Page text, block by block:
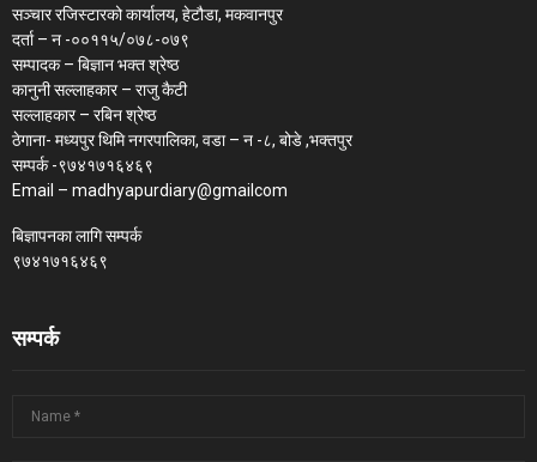
सञ्चार रजिस्टारको कार्यालय, हेटौडा, मकवानपुर
दर्ता – न -००११५/०७८-०७९
सम्पादक – बिज्ञान भक्त श्रेष्ठ
कानुनी सल्लाहकार – राजु कैटी
सल्लाहकार – रबिन श्रेष्ठ
ठेगाना- मध्यपुर थिमि नगरपालिका, वडा – न -८, बोडे ,भक्तपुर
सम्पर्क -९७४१७१६४६९
Email – madhyapurdiary@gmailcom
बिज्ञापनका लागि सम्पर्क
९७४१७१६४६९
सम्पर्क